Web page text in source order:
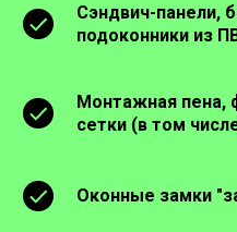
Сэндвич-панели,
подоконники из
Монтажная пена,
сетки (в том
Оконные замки